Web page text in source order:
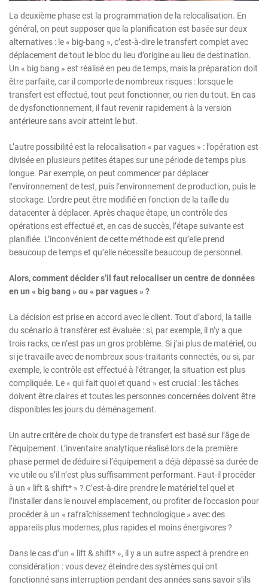
La deuxième phase est la programmation de la relocalisation. En
général, on peut supposer que la planification est basée sur deux
alternatives : le « big-bang », c’est-à-dire le transfert complet avec
déplacement de tout le bloc du lieu d’origine au lieu de destination.
Un « big bang » est réalisé en peu de temps, mais la préparation doit
être parfaite, car il comporte de nombreux risques : lorsque le
transfert est effectué, tout peut fonctionner, ou rien du tout. En cas
de dysfonctionnement, il faut revenir rapidement à la version
antérieure sans avoir atteint le but.
L’autre possibilité est la relocalisation « par vagues » : l’opération est
divisée en plusieurs petites étapes sur une période de temps plus
longue. Par exemple, on peut commencer par déplacer
l’environnement de test, puis l’environnement de production, puis le
stockage. L’ordre peut être modifié en fonction de la taille du
datacenter à déplacer. Après chaque étape, un contrôle des
opérations est effectué et, en cas de succès, l’étape suivante est
planifiée. L’inconvénient de cette méthode est qu’elle prend
beaucoup de temps et qu’elle nécessite beaucoup de personnel.
Alors, comment décider s’il faut relocaliser un centre de données
en un « big bang » ou « par vagues » ?
La décision est prise en accord avec le client. Tout d’abord, la taille
du scénario à transférer est évaluée : si, par exemple, il n’y a que
trois racks, ce n’est pas un gros problème. Si j’ai plus de matériel, ou
si je travaille avec de nombreux sous-traitants connectés, ou si, par
exemple, le contrôle est effectué à l’étranger, la situation est plus
compliquée. Le « qui fait quoi et quand » est crucial : les tâches
doivent être claires et toutes les personnes concernées doivent être
disponibles les jours du déménagement.
Un autre critère de choix du type de transfert est basé sur l’âge de
l’équipement. L’inventaire analytique réalisé lors de la première
phase permet de déduire si l’équipement a déjà dépassé sa durée de
vie utile ou s’il n’est plus suffisamment performant. Faut-il procéder
à un « lift & shift* » ? C’est-à-dire prendre le matériel tel quel et
l’installer dans le nouvel emplacement, ou profiter de l’occasion pour
procéder à un « rafraîchissement technologique » avec des
appareils plus modernes, plus rapides et moins énergivores ?
Dans le cas d’un « lift & shift* », il y a un autre aspect à prendre en
considération : vous devez éteindre des systèmes qui ont
fonctionné sans interruption pendant des années sans savoir s’ils